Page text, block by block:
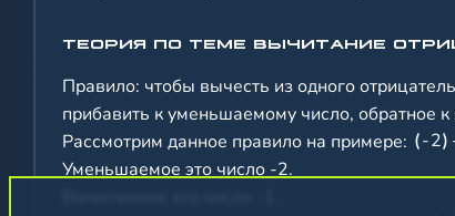
ТЕОРИЯ ПО ТЕМЕ ВЫЧИТАНИЕ
Правило: чтобы вычесть из одного
прибавить к уменьшаемому число, обратное
Рассмотрим данное правило на примере:
-2
Уменьшаемое это число -2.